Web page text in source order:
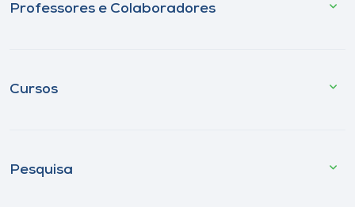
Professores e Colaboradores
Cursos
Pesquisa